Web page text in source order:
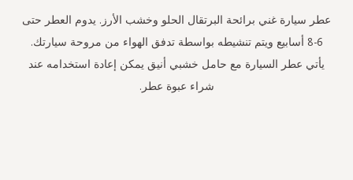
عطر سيارة غني برائحة البرتقال الحلو وخشب الأرز. يدوم العطر حتى
6-8 أسابيع ويتم تنشيطه بواسطة تدفق الهواء من مروحة سيارتك.
يأتي عطر السيارة مع حامل خشبي أنيق يمكن إعادة استخدامه عند
شراء عبوة عطر.